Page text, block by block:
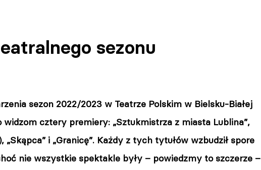
sezonu
sezon 2022/2023 w Teatrze Polskim w Bielsku-Białej
widzom cztery premiery: „Sztukmistrza z miasta Lublina”,
„Skąpca” i „Granicę”. Każdy z tych tytułów wzbudził spore
nie wszystkie spektakle były – powiedzmy to szczerze –